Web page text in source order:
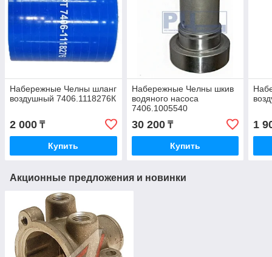
Набережные Челны шланг
воздушный 7406.1118276К
2 000 ₸
Купить
Набережные Челны шкив
водяного насоса
7406.1005540
30 200₸
Купить
1
Акционные предложения и новинки